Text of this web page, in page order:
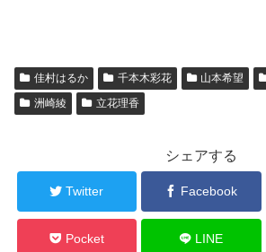
佳村はるか 千本木彩花 山本希望
洲崎綾
立花理香
シェアする
Twitter Facebook
Pocket LINE